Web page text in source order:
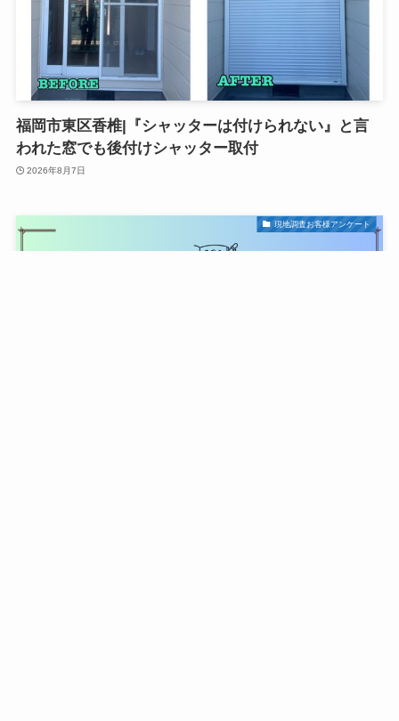
福岡市東区香椎|『シャッターは付けられない』と言
われた窓でも後付けシャッター取付
2026年8月7日
現地調査お客様アンケート